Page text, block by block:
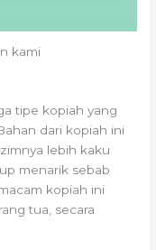
kami
tipe kopiah yang
dari kopiah ini
lebih kaku
menarik sebab
kopiah ini
tua, secara